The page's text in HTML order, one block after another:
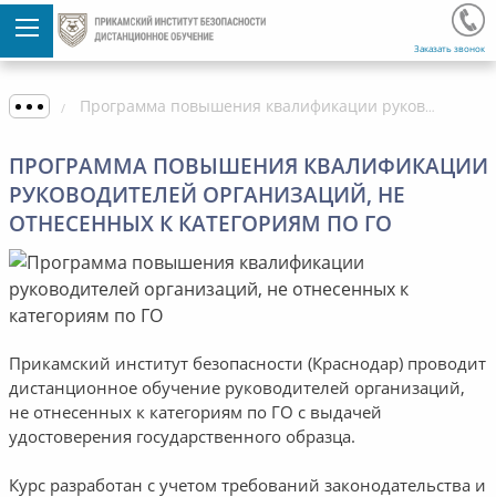
Заказать звонок
Программа повышения квалификации руководителей организаций, не отнесенных к категориям по ГО
ПРОГРАММА ПОВЫШЕНИЯ КВАЛИФИКАЦИИ
РУКОВОДИТЕЛЕЙ ОРГАНИЗАЦИЙ, НЕ
ОТНЕСЕННЫХ К КАТЕГОРИЯМ ПО ГО
Прикамский институт безопасности (Краснодар) проводит
дистанционное обучение руководителей организаций,
не отнесенных к категориям по ГО с выдачей
удостоверения государственного образца.
Курс разработан с учетом требований законодательства и